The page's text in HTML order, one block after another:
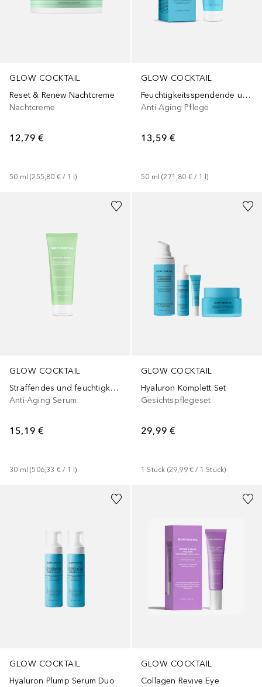
GLOW COCKTAIL
Reset & Renew Nachtcreme
Nachtcreme
12,79 €
50 ml (255,80 € / 1 l)
GLOW COCKTAIL
Feuchtigkeitsspendende und straffende Hyaluronsäure-Creme
Anti-Aging Pflege
13,59 €
50 ml (271,80 € / 1 l)
GLOW COCKTAIL
Straffendes und feuchtigkeitsspendendes Konzentrat-Serum
Anti-Aging Serum
15,19 €
30 ml (506,33 € / 1 l)
GLOW COCKTAIL
Hyaluron Komplett Set
Gesichtspflegeset
29,99 €
1 Stück (29,99 € / 1 Stück)
GLOW COCKTAIL
Hyaluron Plump Serum Duo
GLOW COCKTAIL
Collagen Revive Eye